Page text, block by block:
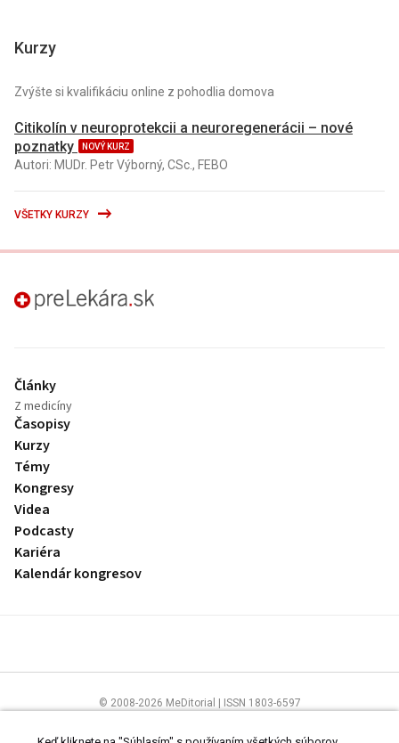
Kurzy
Zvýšte si kvalifikáciu online z pohodlia domova
Citikolín v neuroprotekcii a neuroregenerácii – nové
poznatky
NOVÝ KURZ
Autori: MUDr. Petr Výborný, CSc., FEBO
VŠETKY KURZY
preLekára.sk
Články
Z medicíny
Časopisy
Kurzy
Témy
Kongresy
Videa
Podcasty
Kariéra
Kalendár kongresov
© 2008-2026 MeDitorial | ISSN 1803-6597
ČítajteprehlásenieaZásady spracovania osobných údajov